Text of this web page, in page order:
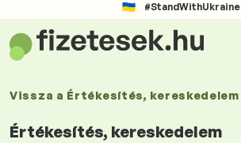
#StandWithUkraine
Vissza a Értékesítés, kereskedelem
Értékesítés, kereskedelem